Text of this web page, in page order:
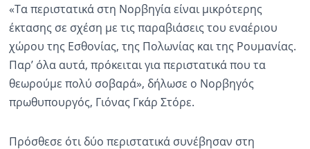
«Τα περιστατικά στη Νορβηγία είναι μικρότερης
έκτασης σε σχέση με τις παραβιάσεις του εναέριου
χώρου της Εσθονίας, της Πολωνίας και της Ρουμανίας.
Παρ’ όλα αυτά, πρόκειται για περιστατικά που τα
θεωρούμε πολύ σοβαρά», δήλωσε ο Νορβηγός
πρωθυπουργός, Γιόνας Γκάρ Στόρε.
Πρόσθεσε ότι δύο περιστατικά συνέβησαν στη